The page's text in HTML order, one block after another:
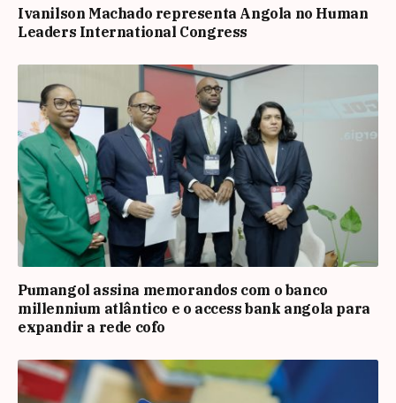
Ivanilson Machado representa Angola no Human
Leaders International Congress
Pumangol assina memorandos com o banco
millennium atlântico e o access bank angola para
expandir a rede cofo